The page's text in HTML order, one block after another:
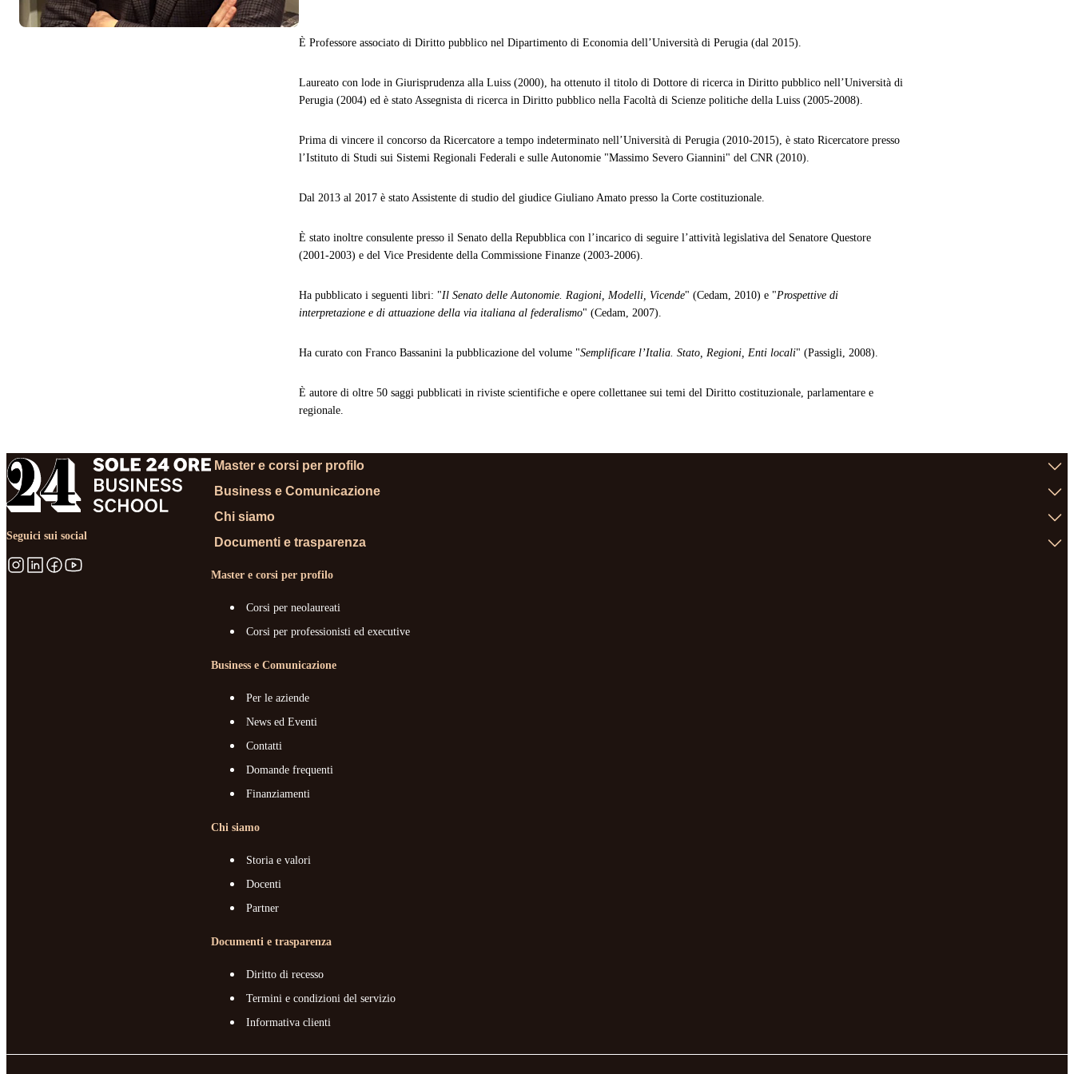
È Professore associato di Diritto pubblico nel Dipartimento di Economia dell’Università di Perugia (dal 2015).
Laureato con lode in Giurisprudenza alla Luiss (2000), ha ottenuto il titolo di Dottore di ricerca in Diritto pubblico nell’Università di
Perugia (2004) ed è stato Assegnista di ricerca in Diritto pubblico nella Facoltà di Scienze politiche della Luiss (2005-2008).
Prima di vincere il concorso da Ricercatore a tempo indeterminato nell’Università di Perugia (2010-2015), è stato Ricercatore presso
l’Istituto di Studi sui Sistemi Regionali Federali e sulle Autonomie "Massimo Severo Giannini" del CNR (2010).
Dal 2013 al 2017 è stato Assistente di studio del giudice Giuliano Amato presso la Corte costituzionale.
È stato inoltre consulente presso il Senato della Repubblica con l’incarico di seguire l’attività legislativa del Senatore Questore
(2001-2003) e del Vice Presidente della Commissione Finanze (2003-2006).
Ha pubblicato i seguenti libri: "Il Senato delle Autonomie. Ragioni, Modelli, Vicende" (Cedam, 2010) e "Prospettive di
interpretazione e di attuazione della via italiana al federalismo" (Cedam, 2007).
Ha curato con Franco Bassanini la pubblicazione del volume "Semplificare l’Italia. Stato, Regioni, Enti locali" (Passigli, 2008).
È autore di oltre 50 saggi pubblicati in riviste scientifiche e opere collettanee sui temi del Diritto costituzionale, parlamentare e
regionale.
Seguici sui social
Master e corsi per profilo
Business e Comunicazione
Chi siamo
Documenti e trasparenza
Master e corsi per profilo
Corsi per neolaureati
Corsi per professionisti ed executive
Business e Comunicazione
Per le aziende
News ed Eventi
Contatti
Domande frequenti
Finanziamenti
Chi siamo
Storia e valori
Docenti
Partner
Documenti e trasparenza
Diritto di recesso
Termini e condizioni del servizio
Informativa clienti